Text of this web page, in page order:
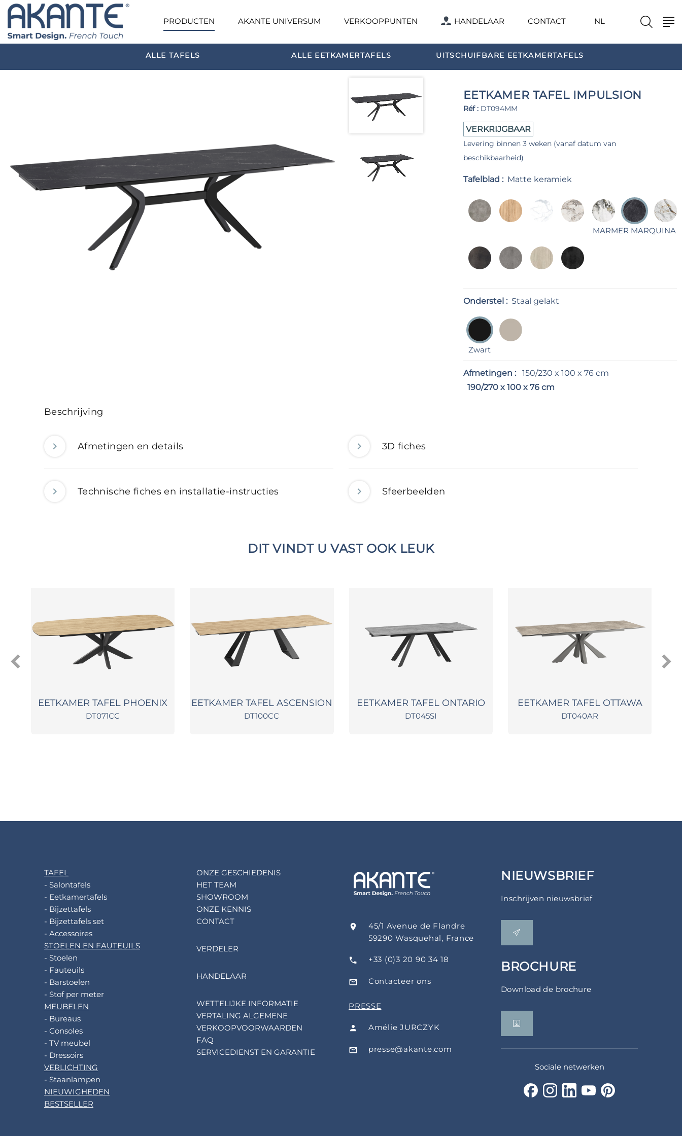
PRODUCTEN AKANTE UNIVERSUM VERKOOPPUNTEN HANDELAAR CONTACT NL
ALLE TAFELS ALLE EETKAMERTAFELS UITSCHUIFBARE EETKAMERTAFELS
EETKAMER TAFEL IMPULSION
Réf :DT094MM
VERKRIJGBAAR
Levering binnen 3 weken (vanaf datum van
beschikbaarheid)
Tafelblad : Matte keramiek
MARMER MARQUINA
Onderstel : Staal gelakt
Zwart
Afmetingen :
150/230 x 100 x 76 cm
190/270 x 100 x 76 cm
Beschrijving
Afmetingen en details
Technische fiches en installatie-instructies
3D fiches
Sfeerbeelden
DIT VINDT U VAST OOK LEUK
EETKAMER TAFEL PHOENIX
DT071CC
EETKAMER TAFEL ASCENSION
DT100CC
EETKAMER TAFEL ONTARIO
DT045SI
EETKAMER TAFEL OTTAWA
DT040AR
TAFEL
- Salontafels
- Eetkamertafels
- Bijzettafels
- Bijzettafels set
- Accessoires
STOELEN EN FAUTEUILS
- Stoelen
- Fauteuils
- Barstoelen
- Stof per meter
MEUBELEN
- Bureaus
- Consoles
- TV meubel
- Dressoirs
VERLICHTING
- Staanlampen
NIEUWIGHEDEN
BESTSELLER
ONZE GESCHIEDENIS
HET TEAM
SHOWROOM
ONZE KENNIS
CONTACT
VERDELER
HANDELAAR
WETTELIJKE INFORMATIE
VERTALING ALGEMENE
VERKOOPVOORWAARDEN
FAQ
SERVICEDIENST EN GARANTIE
45/1 Avenue de Flandre
59290 Wasquehal, France
+33 (0)3 20 90 34 18
Contacteer ons
PRESSE
Amélie JURCZYK
presse@akante.com
NIEUWSBRIEF
Inschrijven nieuwsbrief
BROCHURE
Download de brochure
Sociale netwerken